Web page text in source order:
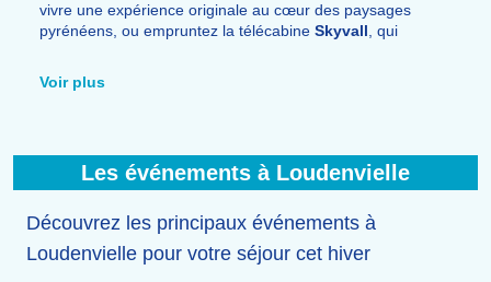
vivre une expérience originale au cœur des paysages
pyrénéens, ou empruntez la télécabine Skyvall, qui
hauteur facilement.
Lecentre thermoludique Balnéa
chaude.
Le village propose aussi descommerces,restaurants
montagnardeaprès une journée en altitude.
Voir plus
Les événements à Loudenvielle
Découvrez les principaux événements à
Loudenvielle pour votre séjour cet hiver